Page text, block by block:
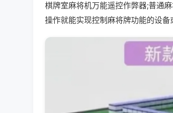
棋牌室麻将机万能遥控作弊器;普通
操作就能实现控制麻将牌功能的设备